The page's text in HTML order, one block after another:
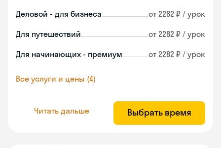
Деловой - для бизнеса от 2282 ₽ / урок
Для путешествий от 2282 ₽ / урок
Для начинающих - премиум от 2282 ₽ / урок
Все услуги и цены (4)
Читать дальше Выбрать время